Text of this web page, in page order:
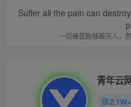
Suffer all the pain can
一切痛苦能够毁灭人，
青年云
2.1W+